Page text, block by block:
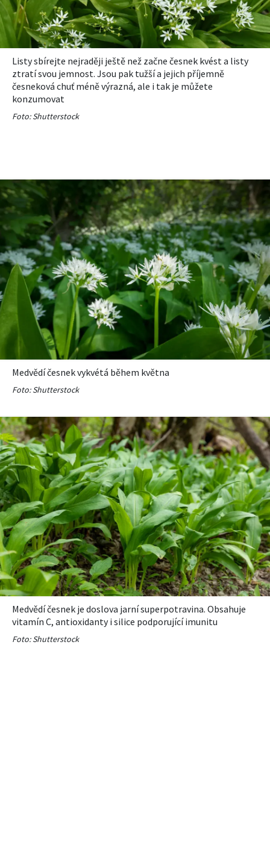
Listy sbírejte nejraději ještě než začne česnek kvést a listy
ztratí svou jemnost. Jsou pak tužší a jejich příjemně
česneková chuť méně výrazná, ale i tak je můžete
konzumovat
Foto: Shutterstock
Medvědí česnek vykvétá během května
Foto: Shutterstock
Medvědí česnek je doslova jarní superpotravina. Obsahuje
vitamín C, antioxidanty i silice podporující imunitu
Foto: Shutterstock